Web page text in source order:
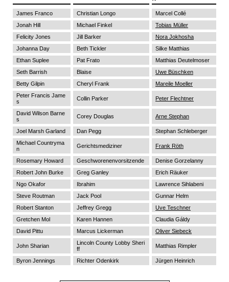
James Franco Christian Longo
Marcel Collé
Jonah Hill
Michael Finkel
Tobias Müller
Felicity Jones
Jill Barker
Nora Jokhosha
Johanna Day
Beth Tickler
Silke Matthias
Ethan Suplee
Pat Frato
Matthias Deutelmoser
Seth Barrish
Blaise
Uwe Büschken
Betty Gilpin
Cheryl Frank
Mareile Moeller
Peter Francis Jame
s
Collin Parker Peter Flechtner
David Wilson Barne
s
Corey Douglas Arne Stephan
Joel Marsh Garland Dan Pegg
Stephan Schleberger
Michael Countryma
n
Gerichtsmediziner Frank Röth
Rosemary Howard Geschworenenvorsitzende
Denise Gorzelanny
Robert John Burke
Greg Ganley
Erich Räuker
Ngo Okafor
Ibrahim
Lawrence Sihlabeni
Steve Routman
Jack Pool
Gunnar Helm
Robert Stanton
Jeffrey Gregg
Uve Teschner
Gretchen Mol
Karen Hannen
Claudia Gáldy
David Pittu
Marcus Lickerman Oliver Siebeck
John Sharian
Lincoln County Lobby Sheri
ff
Matthias Rimpler
Byron Jennings Richter Odenkirk Jürgen Heinrich